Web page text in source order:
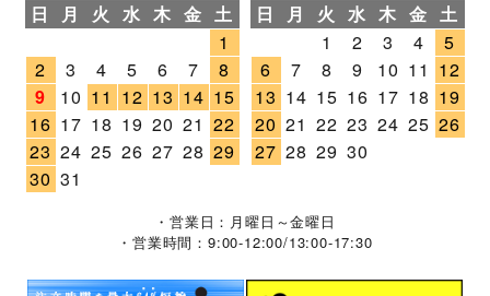
日
月 火 水 木 金 土
1
2
3 4 5 6 7
8
9
10 11 12 13 14 15
16 17 18 19 20 21 22
23 24 25 26 27 28 29
30 31
日
月 火 水 木 金 土
1
2 3 4
5
6
7 8 9 10 11 12
13 14 15 16 17 18 19
20 21 22 23 24 25 26
27 28 29 30
・営業日：月曜日～金曜日
・営業時間：9:00-12:00/13:00-17:30